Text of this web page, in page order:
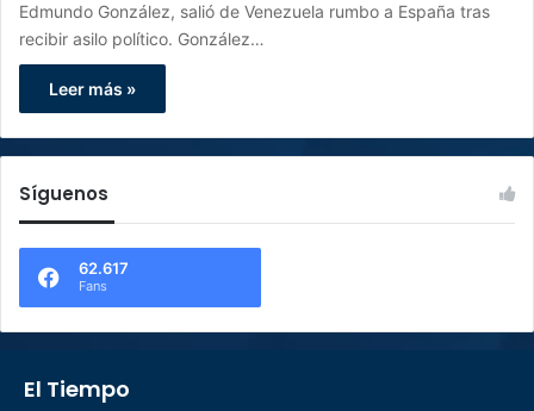
Edmundo González, salió de Venezuela rumbo a España tras
recibir asilo político. González…
Leer más »
Síguenos
62.617
Fans
El Tiempo